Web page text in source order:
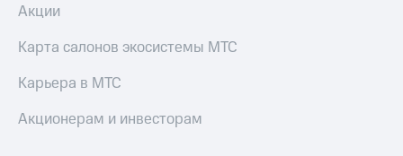
Акции
Карта салонов экосистемы МТС
Карьера в МТС
Акционерам и инвесторам